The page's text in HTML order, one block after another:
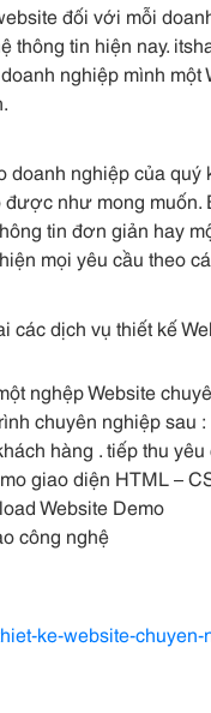
đối với mỗi
thông tin hiện nay.
nghiệp mình
doanh nghiệp của
như mong muốn.
tin đơn giản hay
mọi yêu cầu theo
các dịch vụ thiết kế
nghệp Website
chuyên nghiệp sau :
hàng . tiếp thu
giao diện HTML –
Website Demo
công nghệ
ke-website-